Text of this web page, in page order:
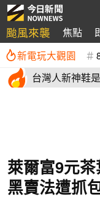
颱風來襲 焦點
新電玩大觀園
台灣人新神鞋
萊爾富9元
黑賣法遭抓